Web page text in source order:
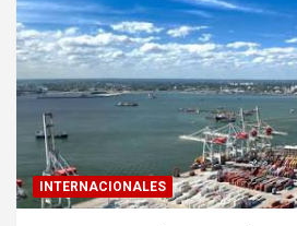
INTERNACIONALES